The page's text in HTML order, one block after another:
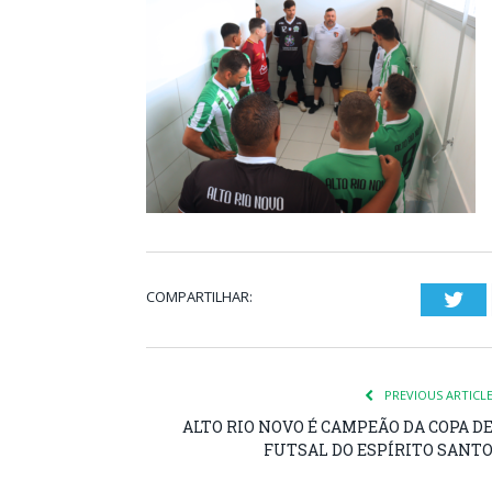
COMPARTILHAR:
PREVIOUS ARTICLE
ALTO RIO NOVO É CAMPEÃO DA COPA DE
FUTSAL DO ESPÍRITO SANTO